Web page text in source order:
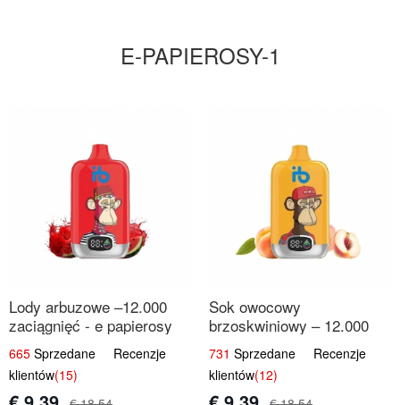
E-PAPIEROSY-1
Lody arbuzowe –12.000
zaciągnięć - e papierosy
jednorazowe
665 Sprzedane Recenzje
klientów(15)
Sok owocowy
brzoskwiniowy – 12.000
zaciągnięć – e papierosy
jednorazowe
731 Sprzedane Recenzje
klientów(12)